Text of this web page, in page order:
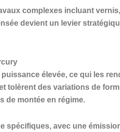
complexes incluant
devient un levier
élevée, ce qui les
des variations de
de montée en régime.
spécifiques, avec une